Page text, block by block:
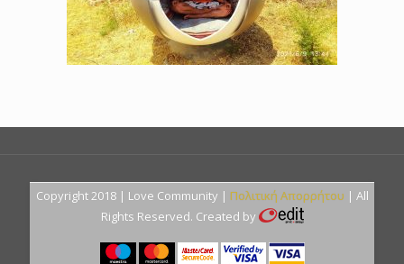
Copyright 2018 | Love Community | Πολιτική Απορρήτου | All
Rights Reserved. Created by